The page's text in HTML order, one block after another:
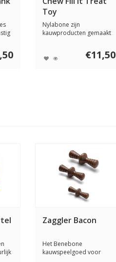
Toy
Nylabone zijn
kauwproducten gemaakt
€11,50
Zaggler Bacon
Het Benebone
kauwspeelgoed voor